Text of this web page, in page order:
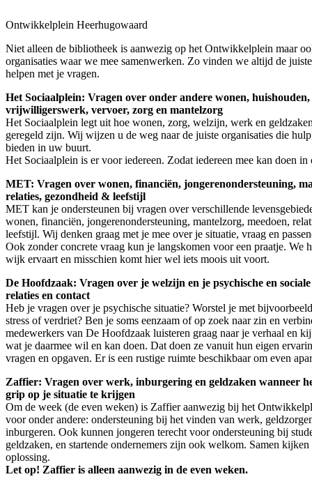
Ontwikkelplein Heerhugowaard
Niet alleen de bibliotheek is aanwezig op het Ontwikkelplein maar
organisaties waar we mee samenwerken. Zo vinden we altijd de
helpen met je vragen.
Het Sociaalplein: Vragen over onder andere wonen,
vrijwilligerswerk, vervoer, zorg en mantelzorg
Het Sociaalplein legt uit hoe wonen, zorg, welzijn, werk en
geregeld zijn. Wij wijzen u de weg naar de juiste organisaties die
bieden in uw buurt.
Het Sociaalplein is er voor iedereen. Zodat iedereen mee kan doen in
MET: Vragen over wonen, financiën, jongerenondersteuning,
relaties, gezondheid & leefstijl
MET kan je ondersteunen bij vragen over verschillende
wonen, financiën, jongerenondersteuning, mantelzorg, meedoen,
leefstijl. Wij denken graag met je mee over je situatie, vraag en
Ook zonder concrete vraag kun je langskomen voor een praatje. We
wijk ervaart en misschien komt hier wel iets moois uit voort.
De Hoofdzaak: Vragen over je welzijn en je psychische en
relaties en contact
Heb je vragen over je psychische situatie? Worstel je met
stress of verdriet? Ben je soms eenzaam of op zoek naar zin en
medewerkers van De Hoofdzaak luisteren graag naar je verhaal en
wat je daarmee wil en kan doen. Dat doen ze vanuit hun eigen
vragen en opgaven. Er is een rustige ruimte beschikbaar om even
Zaffier: Vragen over werk, inburgering en geldzaken wanneer
grip op je situatie te krijgen
Om de week (de even weken) is Zaffier aanwezig bij het
voor onder andere: ondersteuning bij het vinden van werk,
inburgeren. Ook kunnen jongeren terecht voor ondersteuning bij
geldzaken, en startende ondernemers zijn ook welkom. Samen kijken
oplossing.
Let op! Zaffier is alleen aanwezig in de even weken.